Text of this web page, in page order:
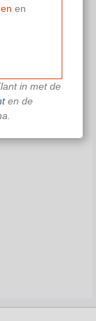
en
in met de
en de